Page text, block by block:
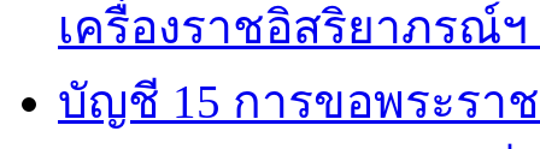
เครื่องราชอิสริยาภรณ์ฯ
บัญชี 15 การขอพระรา